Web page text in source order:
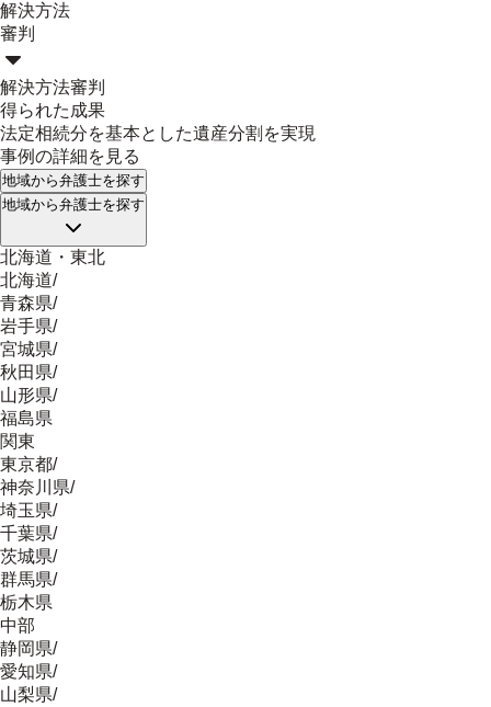
解決方法
審判
解決方法審判
得られた成果
法定相続分を基本とした遺産分割を実現
事例の詳細を見る
地域から弁護士を探す
地域から弁護士を探す
北海道・東北
北海道/
青森県/
岩手県/
宮城県/
秋田県/
山形県/
福島県
関東
東京都/
神奈川県/
埼玉県/
千葉県/
茨城県/
群馬県/
栃木県
中部
静岡県/
愛知県/
山梨県/